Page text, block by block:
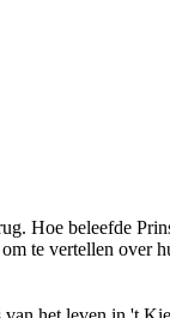
Hoe beleefde
te vertellen over